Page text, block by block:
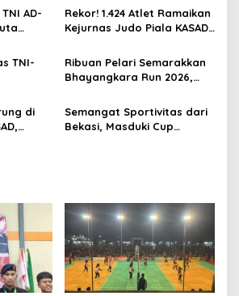
AD-
Rekor! 1.424 Atlet Ramaikan
Kejurnas Judo Piala KASAD
Juara untuk Indonesia
TNI-
Hari
di
Ribuan Pelari Semarakkan
Bhayangkara Run 2026,
Pemda Menguat di Blitar
di
Semangat Sportivitas dari
Bekasi, Masduki Cup